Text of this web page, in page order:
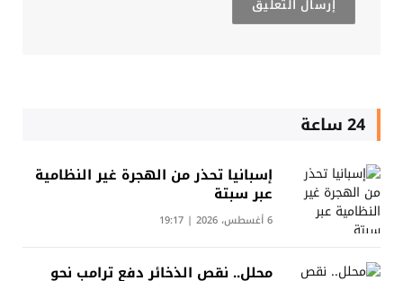
24 ساعة
إسبانيا تحذر من الهجرة غير النظامية
عبر سبتة
6 أغسطس، 2026 | 19:17
محلل.. نقص الذخائر دفع ترامب نحو